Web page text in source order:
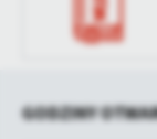
GODZINY